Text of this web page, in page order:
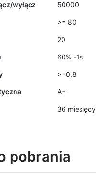
wyłącz 50000
>= 80
20
60% -1s
>=0,8
A+
36 miesięcy
pobrania